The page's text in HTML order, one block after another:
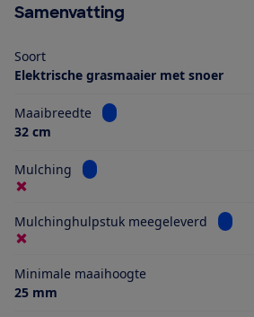
Samenvatting
Soort
Elektrische grasmaaier met snoer
Maaibreedte
Bekijk informatie voor
32 cm
Mulching Bekijk informatie voor
Mulchinghulpstuk meegeleverd
Minimale maaihoogte
25 mm